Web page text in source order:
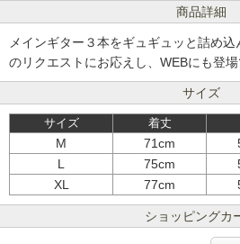
商品詳細
メインギター３本をギュギュッと詰め
のリクエストにお応えし、WEBにも登場
サイズ
サイズ 着丈
M 71cm
L
75cm
XL
77cm
ショッピングカ